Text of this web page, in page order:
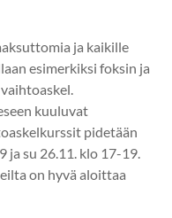
ja kaikille
esimerkiksi foksin ja
kuuluvat
pidetään
ja su 26.11. klo 17-19.
on hyvä aloittaa